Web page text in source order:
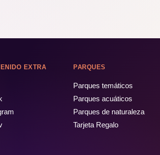
EXTRA PARQUES
Parques temáticos
Parques acuáticos
Parques de naturaleza
Tarjeta Regalo